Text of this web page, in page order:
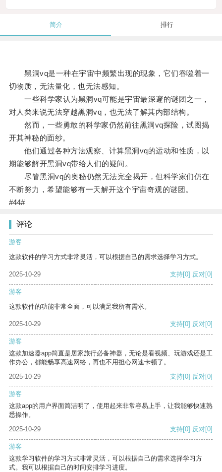
简介 排行
黑洞vq是一种在宇宙中频繁出现的现象，它们吞噬着一
切物质，无法量化，也无法感知。
一些科学家认为黑洞vq可能是宇宙最深邃的谜团之一，
对人类来说无法穿越黑洞vq，也无法了解其内部结构。
然而，一些勇敢的科学家仍然前往黑洞vq探险，试图揭
开其神秘的面纱。
他们通过各种方法观察、计算黑洞vq的运动和性质，以
期能够解开黑洞vq带给人们的疑问。
尽管黑洞vq的奥秘仍然无法完全揭开，但科学家们仍在
不断努力，希望能够有一天解开这个宇宙奇观的谜团。
#44#
评论
游客
这款软件的学习方式非常灵活，可以根据自己的需求选择学习方式。
2025-10-29 支持[0] 反对[0]
游客
这款软件的功能非常全面，可以满足我所有需求。
2025-10-29 支持[0] 反对[0]
游客
这款加速器app简直是居家旅行必备神器，无论是看视频、玩游戏还是工
作办公，都能畅享高速网络，再也不用担心网速卡顿了。
2025-10-29
支持[0] 反对[0]
游客
这款app的用户界面简洁明了，使用起来非常容易上手，让我能够快速熟
悉操作。
2025-10-29
支持[0] 反对[0]
游客
这款学习软件的学习方式非常灵活，可以根据自己的需求选择学习方
式。我可以根据自己的时间安排学习进度。